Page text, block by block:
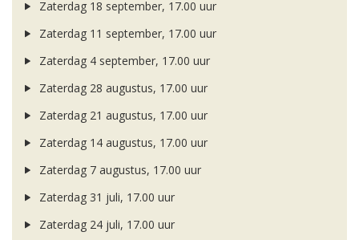
Zaterdag 18 september, 17.00 uur
Zaterdag 11 september, 17.00 uur
Zaterdag 4 september, 17.00 uur
Zaterdag 28 augustus, 17.00 uur
Zaterdag 21 augustus, 17.00 uur
Zaterdag 14 augustus, 17.00 uur
Zaterdag 7 augustus, 17.00 uur
Zaterdag 31 juli, 17.00 uur
Zaterdag 24 juli, 17.00 uur